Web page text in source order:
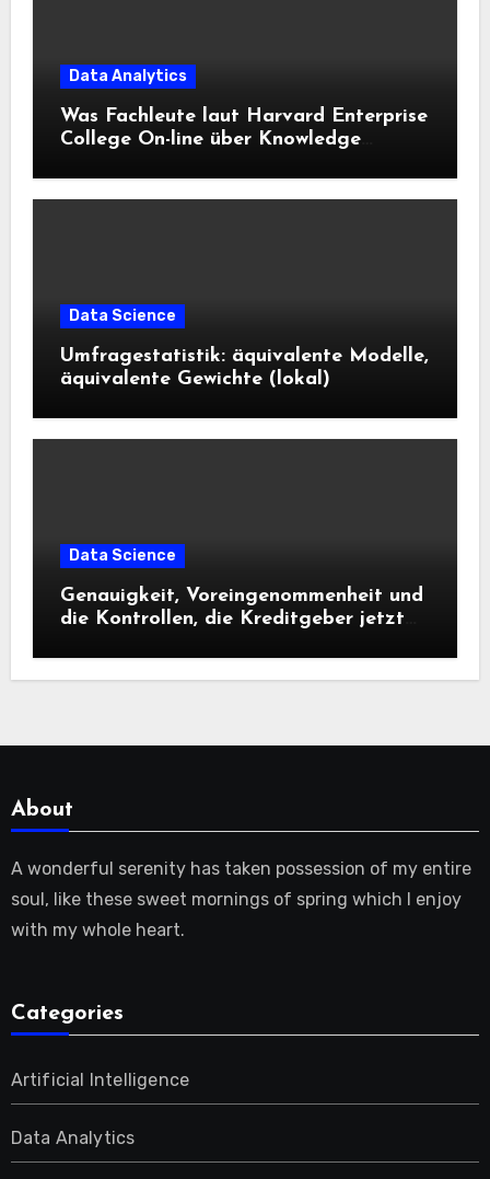
Data Analytics
Was Fachleute laut Harvard Enterprise
College On-line über Knowledge
Data Science
Umfragestatistik: äquivalente Modelle,
äquivalente Gewichte (lokal)
Data Science
Genauigkeit, Voreingenommenheit und
die Kontrollen, die Kreditgeber jetzt
About
A wonderful serenity has taken possession of my entire
soul, like these sweet mornings of spring which I enjoy
with my whole heart.
Categories
Artificial Intelligence
Data Analytics